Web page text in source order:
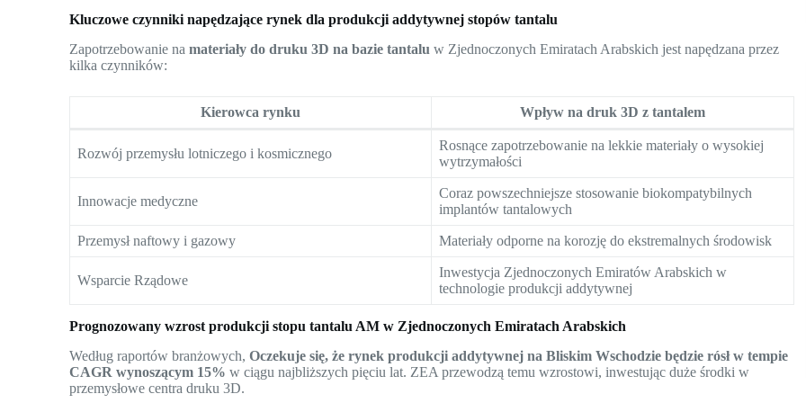
Kluczowe czynniki napędzające rynek dla produkcji addytywnej stopów tantalu
Zapotrzebowanie namateriały do druku 3D na bazie tantalu w Zjednoczonych Emiratach Arabskich jest napędzana przez
kilka czynników:
Kierowca rynku Wpływ na druk 3D z tantalem
Rozwój przemysłu lotniczego i kosmicznego
Rosnące zapotrzebowanie na lekkie materiały o wysokiej
wytrzymałości
Innowacje medyczne
Coraz powszechniejsze stosowanie biokompatybilnych
implantów tantalowych
Przemysł naftowy i gazowy Materiały odporne na korozję do ekstremalnych środowisk
Wsparcie Rządowe
Inwestycja Zjednoczonych Emiratów Arabskich w
technologie produkcji addytywnej
Prognozowany wzrost produkcji stopu tantalu AM w Zjednoczonych Emiratach Arabskich
Według raportów branżowych,Oczekuje się, że rynek produkcji addytywnej na Bliskim Wschodzie będzie rósł w tempie
CAGR wynoszącym 15% w ciągu najbliższych pięciu lat. ZEA przewodzą temu wzrostowi, inwestując duże środki w
przemysłowe centra druku 3D.